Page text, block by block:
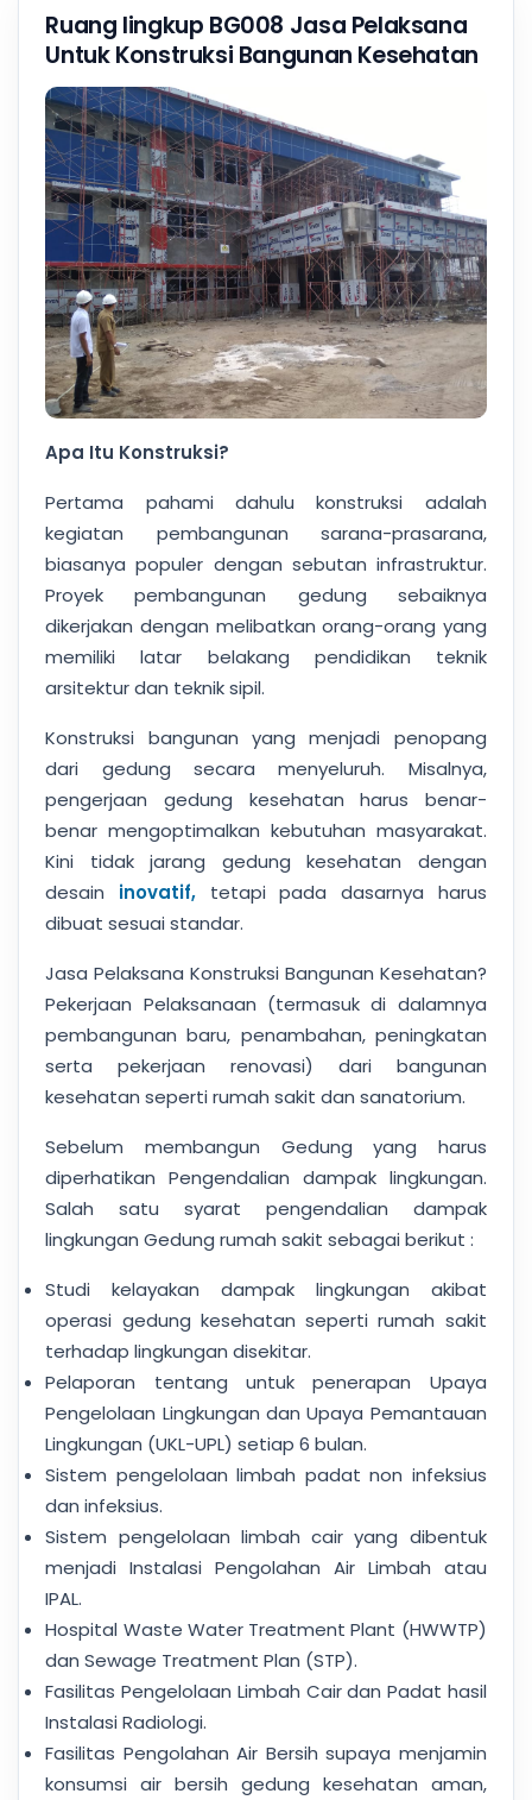
Ruang lingkup BG008 Jasa Pelaksana
Untuk Konstruksi Bangunan Kesehatan
Apa Itu Konstruksi?
Pertama pahami dahulu konstruksi adalah
kegiatan pembangunan sarana-prasarana,
biasanya populer dengan sebutan infrastruktur.
Proyek pembangunan gedung sebaiknya
dikerjakan dengan melibatkan orang-orang yang
memiliki latar belakang pendidikan teknik
arsitektur dan teknik sipil.
Konstruksi bangunan yang menjadi penopang
dari gedung secara menyeluruh. Misalnya,
pengerjaan gedung kesehatan harus benar-
benar mengoptimalkan kebutuhan masyarakat.
Kini tidak jarang gedung kesehatan dengan
desain inovatif, tetapi pada dasarnya harus
dibuat sesuai standar.
Jasa Pelaksana Konstruksi Bangunan Kesehatan?
Pekerjaan Pelaksanaan (termasuk di dalamnya
pembangunan baru, penambahan, peningkatan
serta pekerjaan renovasi) dari bangunan
kesehatan seperti rumah sakit dan sanatorium.
Sebelum membangun Gedung yang harus
diperhatikan Pengendalian dampak lingkungan.
Salah satu syarat pengendalian dampak
lingkungan Gedung rumah sakit sebagai berikut :
Studi kelayakan dampak lingkungan akibat
operasi gedung kesehatan seperti rumah sakit
terhadap lingkungan disekitar.
Pelaporan tentang untuk penerapan Upaya
Pengelolaan Lingkungan dan Upaya Pemantauan
Lingkungan (UKL-UPL) setiap 6 bulan.
Sistem pengelolaan limbah padat non infeksius
dan infeksius.
Sistem pengelolaan limbah cair yang dibentuk
menjadi Instalasi Pengolahan Air Limbah atau
IPAL.
Hospital Waste Water Treatment Plant (HWWTP)
dan Sewage Treatment Plan (STP).
Fasilitas Pengelolaan Limbah Cair dan Padat hasil
Instalasi Radiologi.
Fasilitas Pengolahan Air Bersih supaya menjamin
konsumsi air bersih gedung kesehatan aman,